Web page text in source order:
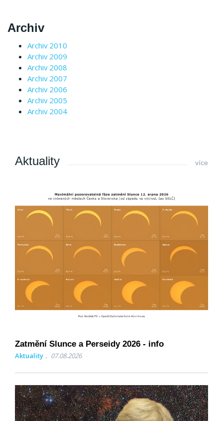
Archiv
Archiv 2010
Archiv 2009
Archiv 2008
Archiv 2007
Archiv 2006
Archiv 2005
Archiv 2004
Aktuality více
Zatmění Slunce a Perseidy 2026 - info
Aktuality 07.08.2026